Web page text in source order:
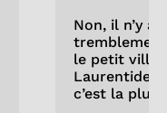
Non, il n’y a
le petit
Laurentides.
c’est la pluie!